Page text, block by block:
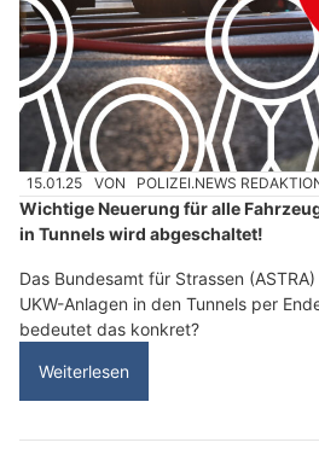
15.01.25 VON POLIZEI.NEWS
Wichtige Neuerung für alle
in Tunnels wird abgeschaltet!
Das Bundesamt für Strassen
UKW-Anlagen in den Tunnels per
bedeutet das konkret?
Weiterlesen